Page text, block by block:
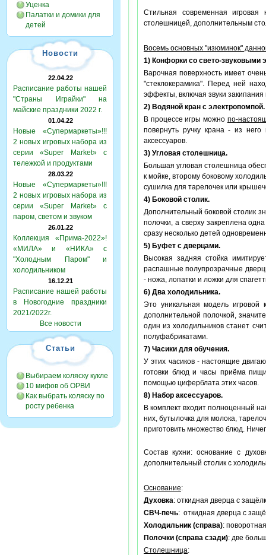
Уценка
Палатки и домики для
детей
Новости
22.04.22
Расписание работы нашей
"Страны Играйки" на
майские праздники 2022 г.
01.04.22
Новые «Супермаркеты»!!!
2 новых игровых набора из
серии «Super Market» с
тележкой и продуктами
28.03.22
Новые «Супермаркеты»!!!
2 новых игровых набора из
серии «Super Market» с
паром, светом и звуком
26.01.22
Коллекция «Прима-2022»!
«МИЛА» и «НИКА» с
"Холодным Паром" и
холодильником
16.12.21
Расписание нашей работы
в Новогодние праздники
2021/2022г.
Все новости
Статьи
Выбираем коляску кукле
10 мифов об ОРВИ
Как выбрать коляску по
росту ребенка
Стильная современная игровая
столешницей, дополнительным
Восемь основных "изюминок"
1) Конфорки со свето-звуковыми
Варочная поверхность имеет
"стеклокерамика". Перед ней
эффекты, включая звуки
2) Водяной кран с электропомпой.
В процессе игры можно по-
повернуть ручку крана - из него
аксессуаров.
3) Угловая столешница.
Большая угловая столешница
к мойке, второму боковому
сушилка для тарелочек или
4) Боковой столик.
Дополнительный боковой столик
полочки, а сверху закреплена
сразу несколько детей
5) Буфет с дверцами.
Высокая задняя стойка
распашные полупрозрачные
- ножа, лопатки и ложки для
6) Два холодильника.
Это уникальная модель
дополнительной полочкой,
один из холодильников станет
полуфабрикатами.
7) Часики для обучения.
У этих часиков - настоящие
готовки блюд и часы приёма
помощью циферблата этих часов.
8) Набор аксессуаров.
В комплект входит полноценный
них, бутылочка для молока,
приготовить множество блюд.
Состав кухни: основание с
дополнительный столик с
Основание:
Духовка: откидная дверца с
СВЧ-печь: откидная дверца с
Холодильник (справа):
Полочки (справа сзади): две
Столешница: